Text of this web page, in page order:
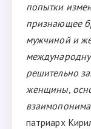
попытки
признающее
мужчиной и
решительно
женщины,
патриарх